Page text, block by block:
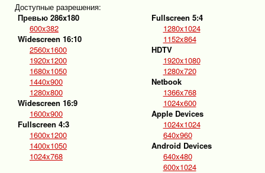
Доступные разрешения:
Превью 286x180
600x382
Widescreen 16:10
2560x1600
1920x1200
1680x1050
1440x900
1280x800
Widescreen 16:9
1600x900
Fullscreen 4:3
1600x1200
1400x1050
1024x768
Fullscreen 5:4
1280x1024
1152x864
HDTV
1920x1080
1280x720
Netbook
1366x768
1024x600
Apple Devices
1024x1024
640x960
Android Devices
640x480
600x1024